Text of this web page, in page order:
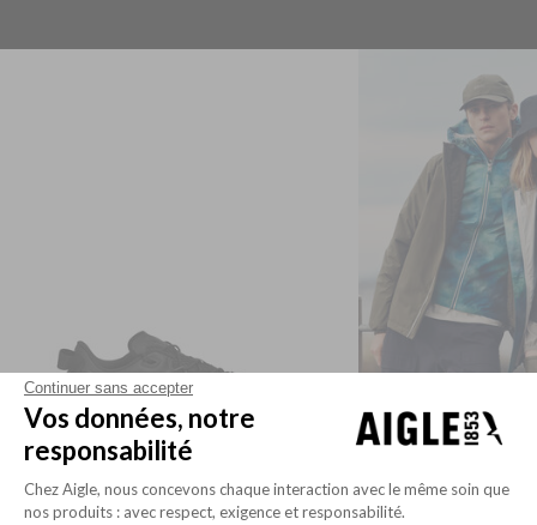
+1
Continuer sans accepter
Vos données, notre
responsabilité
Chez Aigle, nous concevons chaque interaction avec le même soin que
nos produits : avec respect, exigence et responsabilité.